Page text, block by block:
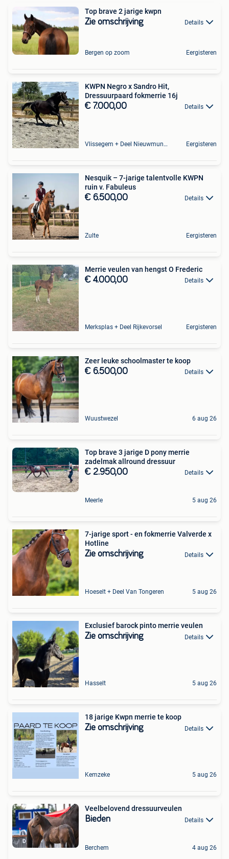
Top brave 2 jarige kwpn
Zie omschrijving Details
Bergen op zoom Eergisteren
KWPN Negro x Sandro Hit,
Dressuurpaard fokmerrie 16j
€ 7.000,00 Details
Vlissegem + Deel Nieuwmunster Eergisteren
Nesquik – 7-jarige talentvolle KWPN
ruin v. Fabuleus
€ 6.500,00 Details
Zulte Eergisteren
Merrie veulen van hengst O Frederic
€ 4.000,00 Details
Merksplas + Deel Rijkevorsel Eergisteren
Zeer leuke schoolmaster te koop
€ 6.500,00 Details
Wuustwezel 6 aug 26
Top brave 3 jarige D pony merrie
zadelmak allround dressuur
€ 2.950,00 Details
Meerle 5 aug 26
7-jarige sport - en fokmerrie Valverde x
Hotline
Zie omschrijving Details
Hoeselt + Deel Van Tongeren 5 aug 26
Exclusief barock pinto merrie veulen
Zie omschrijving Details
Hasselt 5 aug 26
18 jarige Kwpn merrie te koop
Zie omschrijving Details
Kemzeke 5 aug 26
Veelbelovend dressuurveulen
Bieden Details
Berchem 4 aug 26